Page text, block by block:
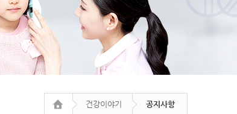
건강이야기 공지사항